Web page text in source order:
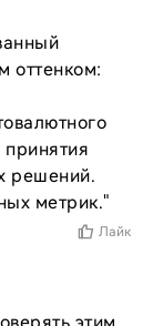
оттенком:
решений.
метрик."
Лайк